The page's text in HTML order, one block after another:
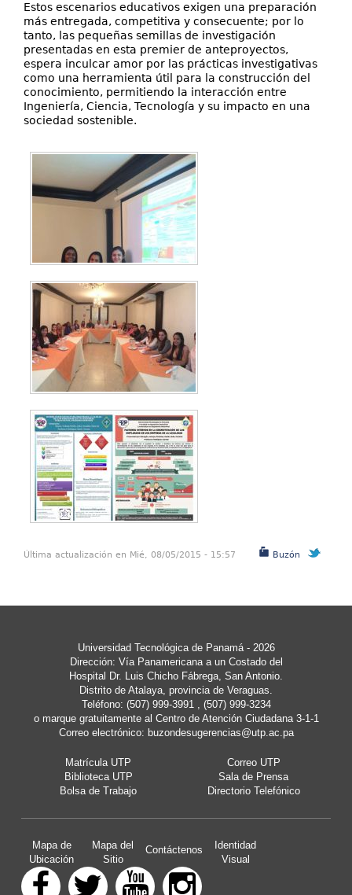
Estos escenarios educativos exigen una preparación
más entregada, competitiva y consecuente; por lo
tanto, las pequeñas semillas de investigación
presentadas en esta premier de anteproyectos,
espera inculcar amor por las prácticas investigativas
como una herramienta útil para la construcción del
conocimiento, permitiendo la interacción entre
Ingeniería, Ciencia, Tecnología y su impacto en una
sociedad sostenible.
Buzón
Última actualización en Mié, 08/05/2015 - 15:57
Universidad Tecnológica de Panamá - 2026
Dirección: Vía Panamericana a un Costado del
Hospital Dr. Luis Chicho Fábrega, San Antonio.
Distrito de Atalaya, provincia de Veraguas.
Teléfono: (507) 999-3991 , (507) 999-3234
o marque gratuitamente al Centro de Atención Ciudadana 3-1-1
Correo electrónico: buzondesugerencias@utp.ac.pa
Matrícula UTP
Correo UTP
Biblioteca UTP
Sala de Prensa
Bolsa de Trabajo
Directorio Telefónico
Mapa de
Ubicación
Mapa del
Sitio
Contáctenos
Identidad
Visual